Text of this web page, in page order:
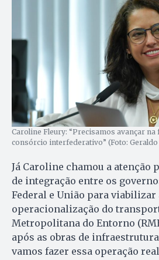
Caroline Fleury: “Precisamos avançar na
consórcio interfederativo” (Foto: Geraldo
Já Caroline chamou a atenção
de integração entre os
Federal e União para viabilizar
operacionalização do
Metropolitana do Entorno
após as obras de
vamos fazer essa operação